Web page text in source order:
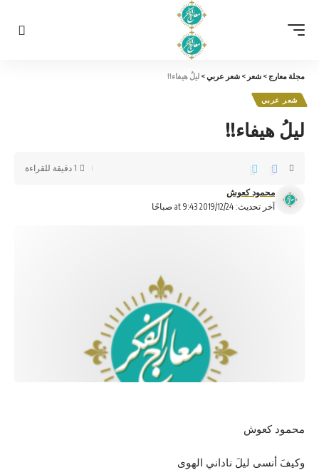
مجلة معارج> شعر > شعر عربي> ليلُ هيفاء!!
شعر عربي
ليلُ هيفاء!!
آخر تحديث: 2019/12/24 at 9:43 صباحًا
محمود كعوش
1 دقيقة للقراءة
محمود كعوش
وكيفَ أنسى ليلَ ناداني الهوى